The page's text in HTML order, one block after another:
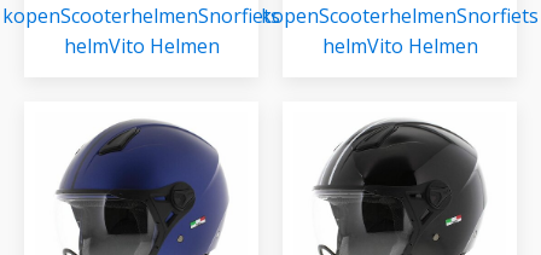
kopenScooterhelmenSnorfiets
helmVito Helmen
kopenScooterhelmenSnorfiets
helmVito Helmen